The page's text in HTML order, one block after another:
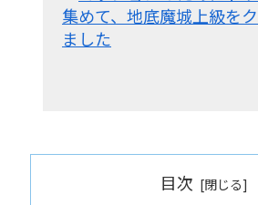
集めて、地底魔城上級を
ました
目次